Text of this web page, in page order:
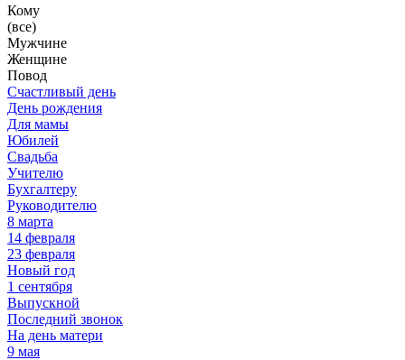
Кому
(все)
Мужчине
Женщине
Повод
Счастливый день
День рождения
Для мамы
Юбилей
Свадьба
Учителю
Бухгалтеру
Руководителю
8 марта
14 февраля
23 февраля
Новый год
1 сентября
Выпускной
Последний звонок
На день матери
9 мая